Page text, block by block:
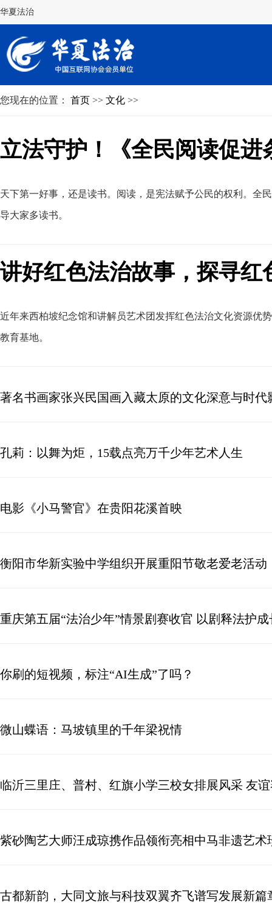
华夏法治
您现在的位置： 首页 >> 文化 >>
立法守护！《全民阅读促进
天下第一好事 ， 还是读书。阅读 ， 是宪法赋予公民的权利。全
导大家多读书。
讲好红色法治故事，探寻红
近年来西柏坡纪念馆和讲解员艺术团发挥红色法治文化资源优势
教育基地。
著名书画家张兴民国画入藏太原的文化深意与时代
孔莉：以舞为炬，15载点亮万千少年艺术人生
电影《小马警官》在贵阳花溪首映
衡阳市华新实验中学组织开展重阳节敬老爱老活动
重庆第五届“法治少年”情景剧赛收官 以剧释法护成
你刷的短视频，标注“AI生成”了吗？
微山蝶语：马坡镇里的千年梁祝情
临沂三里庄、普村、红旗小学三校女排展风采 友
紫砂陶艺大师汪成琼携作品领衔亮相中马非遗艺术
古都新韵，大同文旅与科技双翼齐飞谱写发展新篇